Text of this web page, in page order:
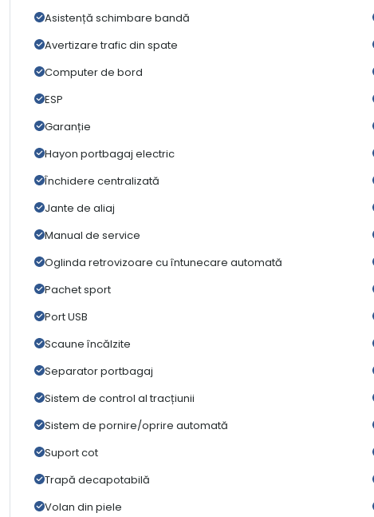
Asistență schimbare bandă
Avertizare trafic din spate
Computer de bord
ESP
Garanție
Hayon portbagaj electric
Închidere centralizată
Jante de aliaj
Manual de service
Oglinda retrovizoare cu întunecare automată
Pachet sport
Port USB
Scaune încălzite
Separator portbagaj
Sistem de control al tracțiunii
Sistem de pornire/oprire automată
Suport cot
Trapă decapotabilă
Volan din piele